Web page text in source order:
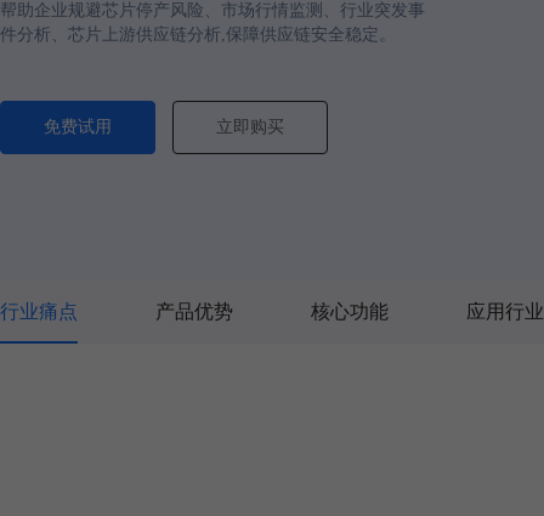
帮助企业规避芯片停产风险、市场行情监测、行业突发事
件分析、芯片上游供应链分析,保障供应链安全稳定。
免费试用 立即购买
行业痛点 产品优势 核心功能 应用行业